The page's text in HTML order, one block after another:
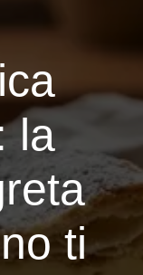
la
ti